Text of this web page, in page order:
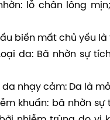
lỗ chân lông
biến mất chủ yếu
da: Bã nhờn sự
nhạy cảm: Da là
khuẩn: bã nhờn sự